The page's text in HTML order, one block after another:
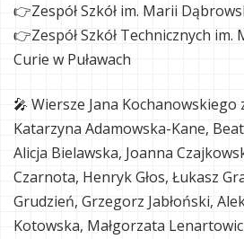
👉Zespół Szkół im. Marii
👉Zespół Szkół Technicznych im.
Curie w Puławach
🎤 Wiersze Jana Kochanowskiego
Katarzyna Adamowska-Kane,
Alicja Bielawska, Joanna
Czarnota, Henryk Głos, Łukasz
Grudzień, Grzegorz Jabłoński,
Kotowska, Małgorzata